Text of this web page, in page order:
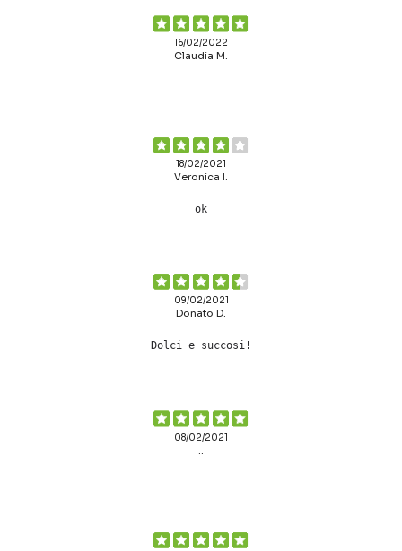
16/02/2022
Claudia M.
18/02/2021
Veronica I.
ok
09/02/2021
Donato D.
Dolci e succosi!
08/02/2021